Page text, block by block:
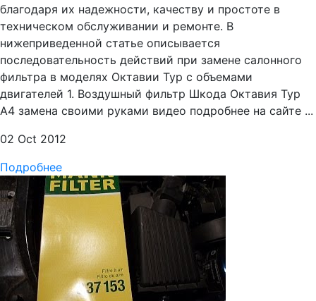
благодаря их надежности, качеству и простоте в
техническом обслуживании и ремонте. В
нижеприведенной статье описывается
последовательность действий при замене салонного
фильтра в моделях Октавии Тур с объемами
двигателей 1. Воздушный фильтр Шкода Октавия Тур
А4 замена своими руками видео подробнее на сайте ...
02 Oct 2012
Подробнее